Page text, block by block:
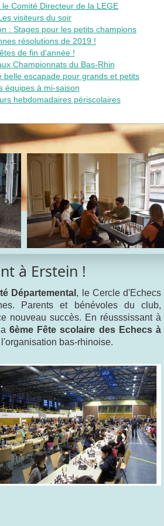
Comité Directeur de la LEGE
visiteurs du soir
: Stages pour les petits champions
résolutions de 2019 !
de fin d'année !
Championnats du Bas-Rhin
belle escapade pour grands et petits
équipes à mi-saison
hebdomadaires périscolaires
à Erstein !
Départemental , le Cercle d'Echecs
Parents et bénévoles du club,
nouveau succès. En réusssissant à
6ème Fête scolaire des Echecs à
bas-rhinoise.